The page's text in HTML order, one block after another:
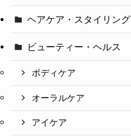
ヘアケア・スタイリング
ビューティー・ヘルス
ボディケア
オーラルケア
アイケア